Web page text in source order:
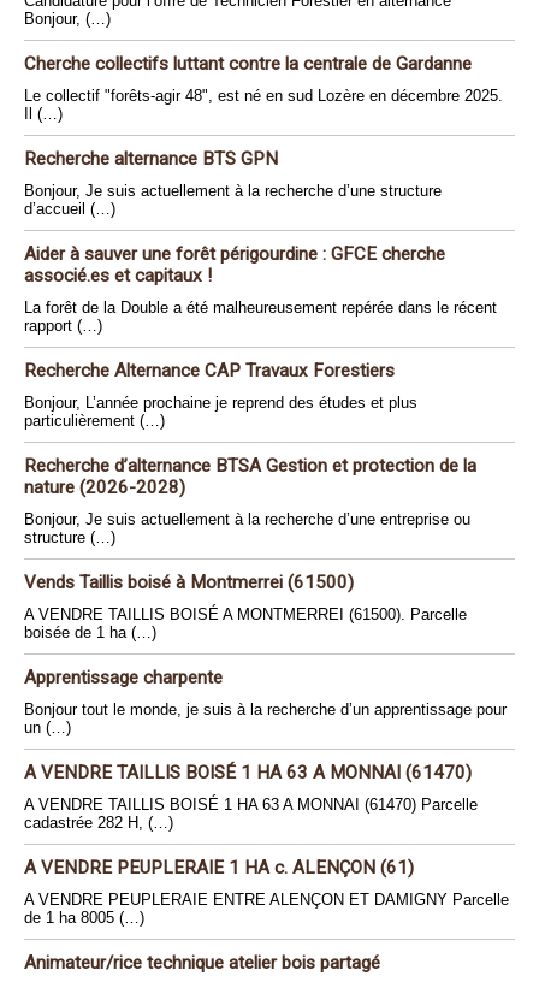
Bonjour, (…)
Cherche collectifs luttant contre la centrale de Gardanne
Le collectif "forêts-agir 48", est né en sud Lozère en décembre 2025.
Il (…)
Recherche alternance BTS GPN
Bonjour, Je suis actuellement à la recherche d’une structure
d’accueil (…)
Aider à sauver une forêt périgourdine : GFCE cherche
associé.es et capitaux !
La forêt de la Double a été malheureusement repérée dans le récent
rapport (…)
Recherche Alternance CAP Travaux Forestiers
Bonjour, L’année prochaine je reprend des études et plus
particulièrement (…)
Recherche d’alternance BTSA Gestion et protection de la
nature (2026-2028)
Bonjour, Je suis actuellement à la recherche d’une entreprise ou
structure (…)
Vends Taillis boisé à Montmerrei (61500)
A VENDRE TAILLIS BOISÉ A MONTMERREI (61500). Parcelle
boisée de 1 ha (…)
Apprentissage charpente
Bonjour tout le monde, je suis à la recherche d’un apprentissage pour
un (…)
A VENDRE TAILLIS BOISÉ 1 HA 63 A MONNAI (61470)
A VENDRE TAILLIS BOISÉ 1 HA 63 A MONNAI (61470) Parcelle
cadastrée 282 H, (…)
A VENDRE PEUPLERAIE 1 HA c. ALENÇON (61)
A VENDRE PEUPLERAIE ENTRE ALENÇON ET DAMIGNY Parcelle
de 1 ha 8005 (…)
Animateur/rice technique atelier bois partagé